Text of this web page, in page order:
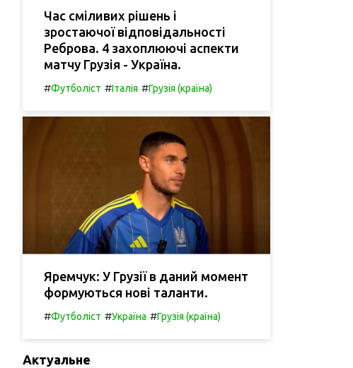
Час сміливих рішень і
зростаючої відповідальності
Реброва. 4 захоплюючі аспекти
матчу Грузія - Україна.
#Футболіст #Італія #Грузія (країна)
Яремчук: У Грузії в даний момент
формуються нові таланти.
#Футболіст #Україна #Грузія (країна)
Актуальне